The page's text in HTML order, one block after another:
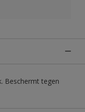
Beschermt tegen